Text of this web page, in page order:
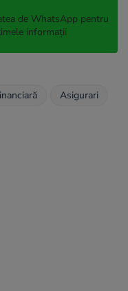
de WhatsApp pentru
informații
Asigurari